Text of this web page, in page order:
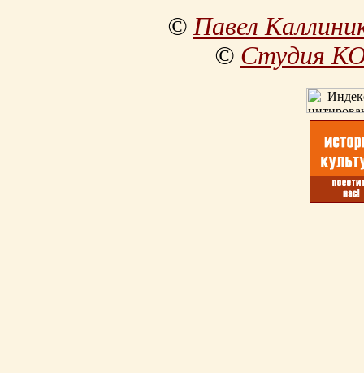
©Павел
© Студия